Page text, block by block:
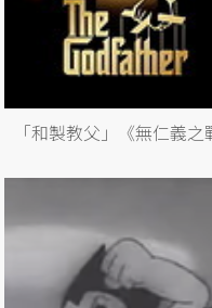
「和製教父」《無仁義